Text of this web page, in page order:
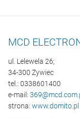
MCD
ul. Lelewela 26;
34-300 Żywiec
tel.: 0338601400
e-mail:
strona: www.domito.pl